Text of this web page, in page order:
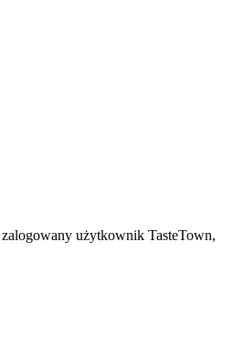
użytkownik TasteTown,